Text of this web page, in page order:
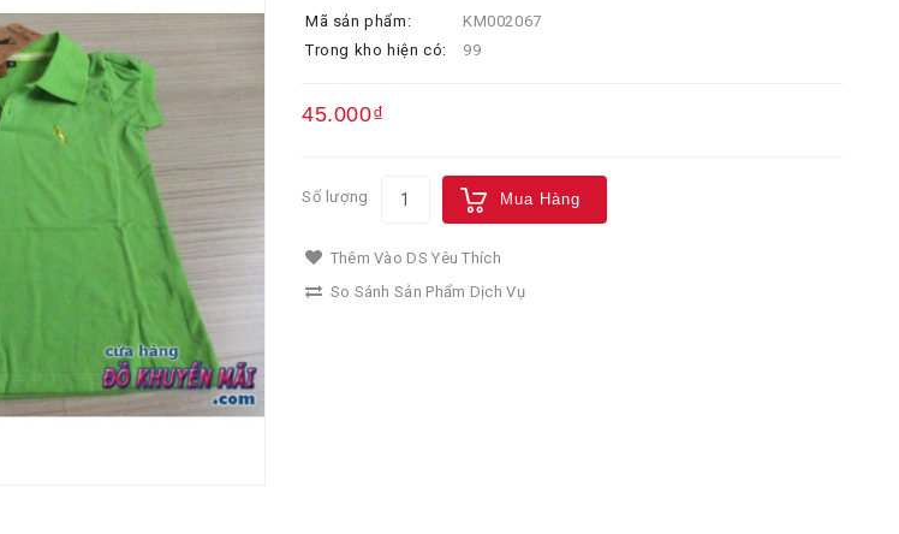
Mã sản phẩm:
KM002067
Trong kho hiện có:
99
45.000₫
Số lượng Mua Hàng
Thêm Vào DS Yêu Thích
So Sánh Sản Phẩm Dịch Vụ